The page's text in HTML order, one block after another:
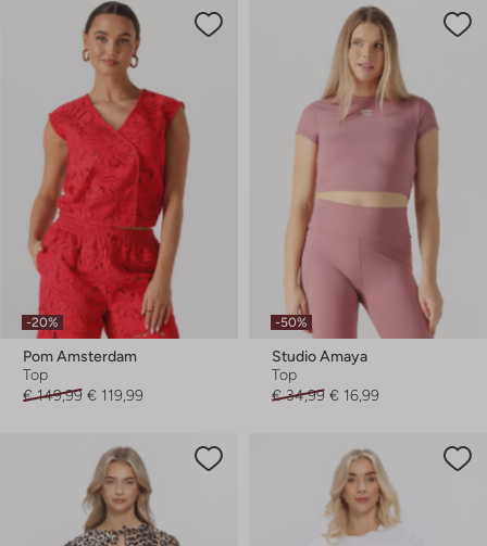
-20%
Pom Amsterdam
Top
€ 149,99 € 119,99
-50%
Studio Amaya
Top
€ 34,99 € 16,99